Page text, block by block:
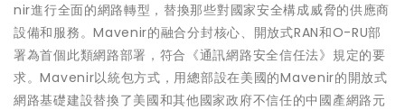
nir進行全面的網路轉型，替換那些對國家安全構成威脅的供應商
設備和服務。Mavenir的融合分封核心、開放式RAN和O-RU部
署為首個此類網路部署，符合《通訊網路安全信任法》規定的要
求。Mavenir以統包方式，用總部設在美國的Mavenir的開放式
網路基礎建設替換了美國和其他國家政府不信任的中國產網路元